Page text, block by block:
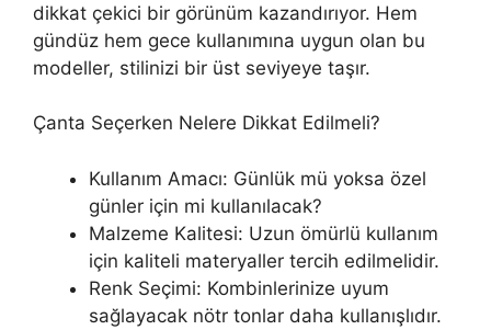
dikkat çekici bir görünüm kazandırıyor. Hem
gündüz hem gece kullanımına uygun olan bu
modeller, stilinizi bir üst seviyeye taşır.
Çanta Seçerken Nelere Dikkat Edilmeli?
Kullanım Amacı: Günlük mü yoksa özel
günler için mi kullanılacak?
Malzeme Kalitesi: Uzun ömürlü kullanım
için kaliteli materyaller tercih edilmelidir.
Renk Seçimi: Kombinlerinize uyum
sağlayacak nötr tonlar daha kullanışlıdır.